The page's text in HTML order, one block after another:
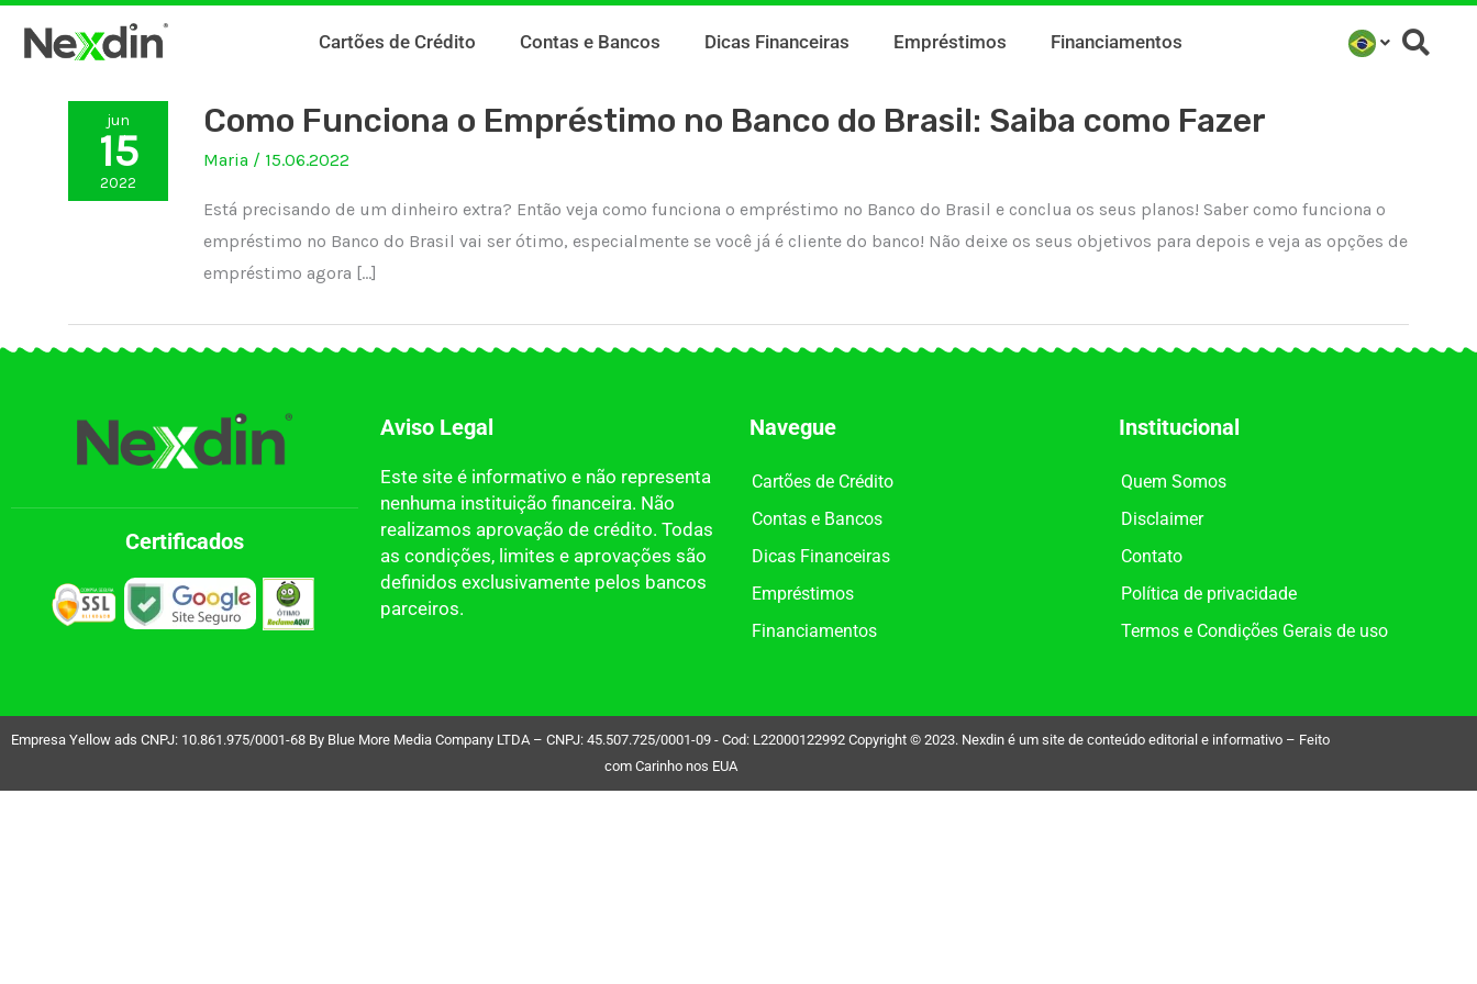
para
Cartões de Crédito Contas e Bancos Dicas Financeiras Empréstimos Financiamentos
jun
15
2022
Como Funciona o Empréstimo no Banco do Brasil: Saiba como Fazer
Maria / 15.06.2022
Está precisando de um dinheiro extra? Então veja como funciona o empréstimo no Banco do Brasil e conclua os seus planos! Saber como funciona o
empréstimo no Banco do Brasil vai ser ótimo, especialmente se você já é cliente do banco! Não deixe os seus objetivos para depois e veja as opções de
empréstimo agora […]
Certificados
Aviso Legal
Este site é informativo e não representa
nenhuma instituição financeira. Não
realizamos aprovação de crédito. Todas
as condições, limites e aprovações são
definidos exclusivamente pelos bancos
parceiros.
Navegue
Cartões de Crédito
Contas e Bancos
Dicas Financeiras
Empréstimos
Financiamentos
Institucional
Quem Somos
Disclaimer
Contato
Política de privacidade
Termos e Condições Gerais de uso
Empresa Yellow ads CNPJ: 10.861.975/0001-68 By Blue More Media Company LTDA – CNPJ: 45.507.725/0001-09 - Cod: L22000122992 Copyright © 2023. Nexdin é um site de conteúdo editorial e informativo – Feito
com Carinho nos EUA